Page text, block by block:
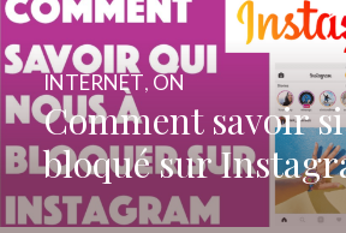
Comment savoir
bloqué sur
INTERNET, ON